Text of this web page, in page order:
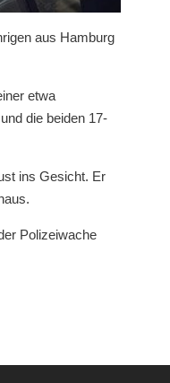
aus Hamburg
etwa
die beiden 17-
ins Gesicht. Er
Polizeiwache